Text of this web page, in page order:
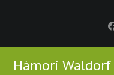
Hámori